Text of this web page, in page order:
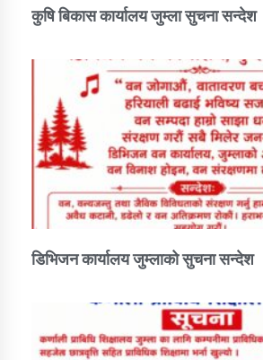
कुषि बिकास कार्यालय जुम्ला सुचना सन्देश
डिभिजन कार्यालय जुम्लाको सुचना सन्देश